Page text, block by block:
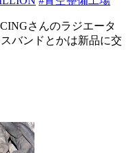
さんのラジエータ
バンドとかは新品に交